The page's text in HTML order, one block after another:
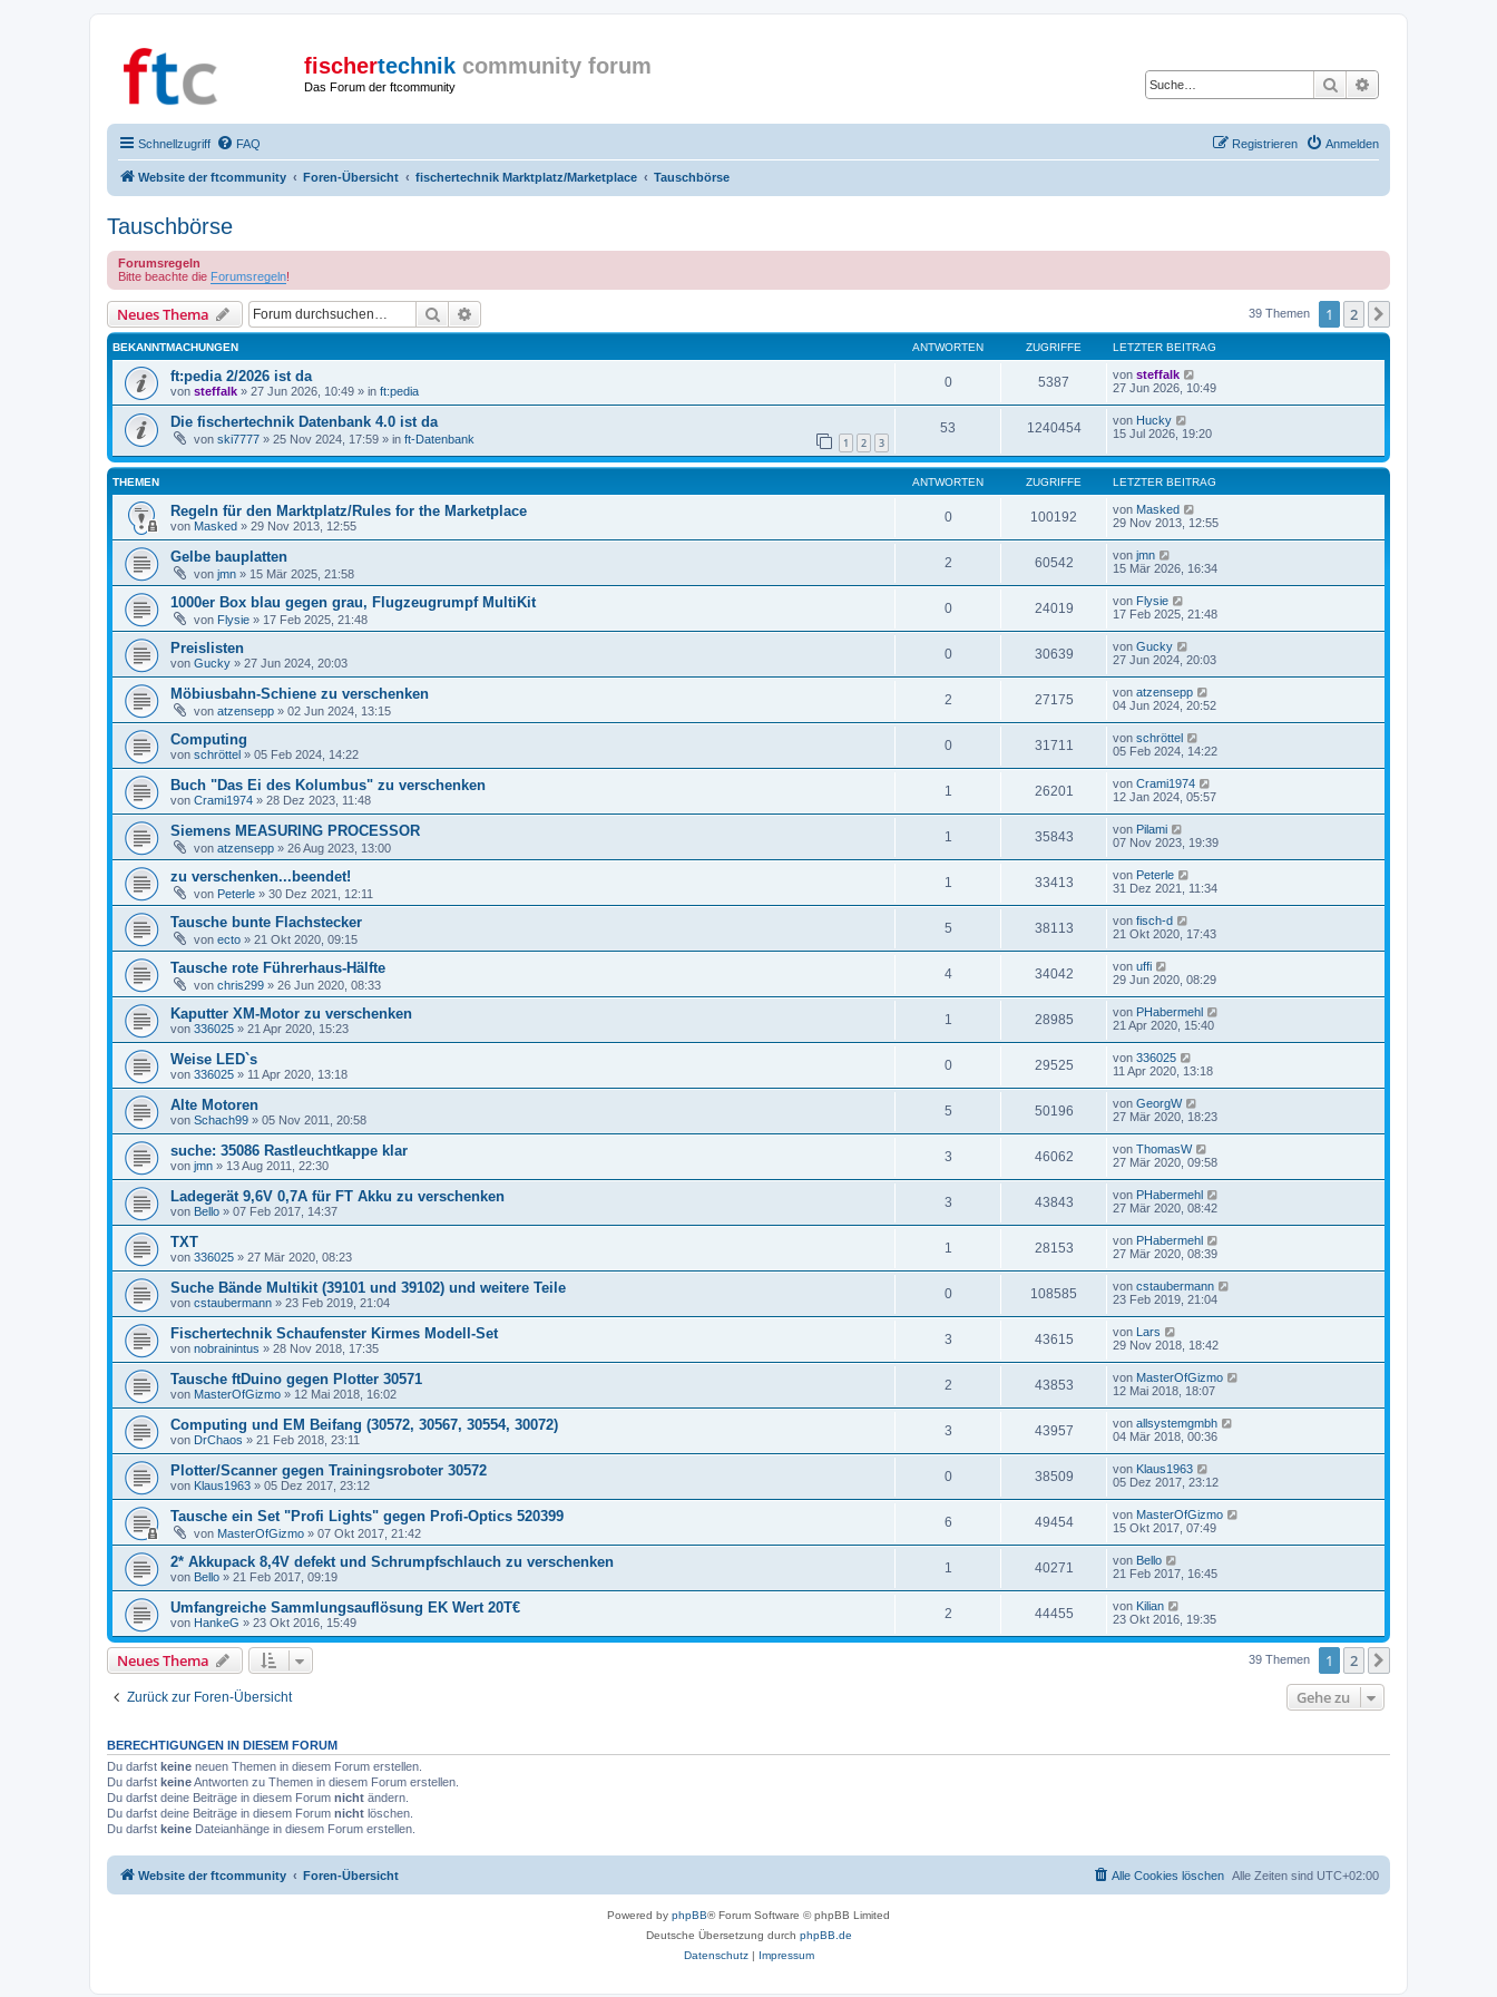
fischertechnik community forum
Das Forum der ftcommunity Suche
Schnellzugriff FAQ Anmelden
Registrieren
Website der ftcommunity Foren-Übersicht fischertechnik Marktplatz/Marketplace Tauschbörse
Tauschbörse
Forumsregeln
Bitte beachte die Forumsregeln!
Neues Thema Suche 39 Themen 1 2
BEKANNTMACHUNGEN ANTWORTEN ZUGRIFFE LETZTER BEITRAG
ft:pedia 2/2026 ist da
von steffalk » 27 Jun 2026, 10:49 » in ft:pedia
0 5387 von steffalk
27 Jun 2026, 10:49
Die fischertechnik Datenbank 4.0 ist da
von ski7777 » 25 Nov 2024, 17:59 » in ft-Datenbank 1 2 3
53 1240454 von Hucky
15 Jul 2026, 19:20
THEMEN ANTWORTEN ZUGRIFFE LETZTER BEITRAG
Regeln für den Marktplatz/Rules for the Marketplace
von Masked » 29 Nov 2013, 12:55
0 100192 von Masked
29 Nov 2013, 12:55
Gelbe bauplatten
von jmn » 15 Mär 2025, 21:58
2 60542 von jmn
15 Mär 2026, 16:34
1000er Box blau gegen grau, Flugzeugrumpf MultiKit
von Flysie » 17 Feb 2025, 21:48
0 24019 von Flysie
17 Feb 2025, 21:48
Preislisten
von Gucky » 27 Jun 2024, 20:03
0 30639 von Gucky
27 Jun 2024, 20:03
Möbiusbahn-Schiene zu verschenken
von atzensepp » 02 Jun 2024, 13:15
2 27175 von atzensepp
04 Jun 2024, 20:52
Computing
von schröttel » 05 Feb 2024, 14:22
0 31711 von schröttel
05 Feb 2024, 14:22
Buch "Das Ei des Kolumbus" zu verschenken
von Crami1974 » 28 Dez 2023, 11:48
1 26201 von Crami1974
12 Jan 2024, 05:57
Siemens MEASURING PROCESSOR
von atzensepp » 26 Aug 2023, 13:00
1 35843 von Pilami
07 Nov 2023, 19:39
zu verschenken...beendet!
von Peterle » 30 Dez 2021, 12:11
1 33413 von Peterle
31 Dez 2021, 11:34
Tausche bunte Flachstecker
von ecto » 21 Okt 2020, 09:15
5 38113 von fisch-d
21 Okt 2020, 17:43
Tausche rote Führerhaus-Hälfte
von chris299 » 26 Jun 2020, 08:33
4 34042 von uffi
29 Jun 2020, 08:29
Kaputter XM-Motor zu verschenken
von 336025 » 21 Apr 2020, 15:23
1 28985 von PHabermehl
21 Apr 2020, 15:40
Weise LED`s
von 336025 » 11 Apr 2020, 13:18
0 29525 von 336025
11 Apr 2020, 13:18
Alte Motoren
von Schach99 » 05 Nov 2011, 20:58
5 50196 von GeorgW
27 Mär 2020, 18:23
suche: 35086 Rastleuchtkappe klar
von jmn » 13 Aug 2011, 22:30
3 46062 von ThomasW
27 Mär 2020, 09:58
Ladegerät 9,6V 0,7A für FT Akku zu verschenken
von Bello » 07 Feb 2017, 14:37
3 43843 von PHabermehl
27 Mär 2020, 08:42
TXT
von 336025 » 27 Mär 2020, 08:23
1 28153 von PHabermehl
27 Mär 2020, 08:39
Suche Bände Multikit (39101 und 39102) und weitere Teile
von cstaubermann » 23 Feb 2019, 21:04
0 108585 von cstaubermann
23 Feb 2019, 21:04
Fischertechnik Schaufenster Kirmes Modell-Set
von nobrainintus » 28 Nov 2018, 17:35
3 43615 von Lars
29 Nov 2018, 18:42
Tausche ftDuino gegen Plotter 30571
von MasterOfGizmo » 12 Mai 2018, 16:02
2 43853 von MasterOfGizmo
12 Mai 2018, 18:07
Computing und EM Beifang (30572, 30567, 30554, 30072)
von DrChaos » 21 Feb 2018, 23:11
3 43957 von allsystemgmbh
04 Mär 2018, 00:36
Plotter/Scanner gegen Trainingsroboter 30572
von Klaus1963 » 05 Dez 2017, 23:12
0 38509 von Klaus1963
05 Dez 2017, 23:12
Tausche ein Set "Profi Lights" gegen Profi-Optics 520399
von MasterOfGizmo » 07 Okt 2017, 21:42
6 49454 von MasterOfGizmo
15 Okt 2017, 07:49
2* Akkupack 8,4V defekt und Schrumpfschlauch zu verschenken
von Bello » 21 Feb 2017, 09:19
1 40271 von Bello
21 Feb 2017, 16:45
Umfangreiche Sammlungsauflösung EK Wert 20T€
von HankeG » 23 Okt 2016, 15:49
2 44455 von Kilian
23 Okt 2016, 19:35
Neues Thema 39 Themen 1 2
Zurück zur Foren-Übersicht Gehe zu
BERECHTIGUNGEN IN DIESEM FORUM
Du darfst keine neuen Themen in diesem Forum erstellen.
Du darfst keineAntworten zu Themen in diesem Forum erstellen.
Du darfst deine Beiträge in diesem Forum nicht ändern.
Du darfst deine Beiträge in diesem Forum nicht löschen.
Du darfst keine Dateianhänge in diesem Forum erstellen.
Website der ftcommunity Foren-Übersicht Alle Zeiten sind UTC+02:00
Alle Cookies löschen
Powered by phpBB® Forum Software © phpBB Limited
Deutsche Übersetzung durch phpBB.de
Datenschutz| Impressum